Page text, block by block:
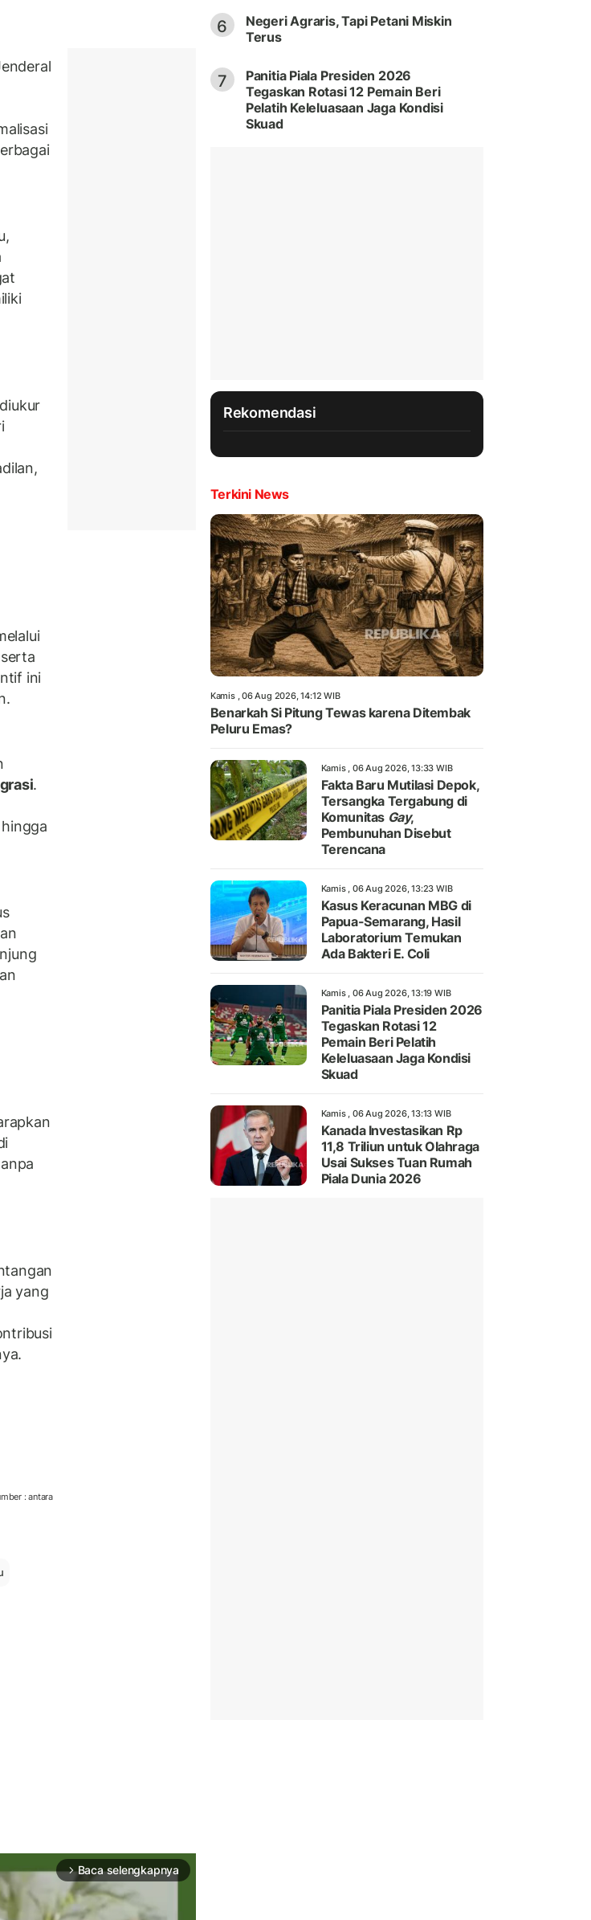
ini
.
yang
: antara
arrow_forward_ios Baca selengkapnya
6
Negeri Agraris, Tapi Petani Miskin
Terus
7
Panitia Piala Presiden 2026
Tegaskan Rotasi 12 Pemain Beri
Pelatih Keleluasaan Jaga Kondisi
Skuad
Rekomendasi
Terkini News
Kamis , 06 Aug 2026, 14:12 WIB
Benarkah Si Pitung Tewas karena Ditembak
Peluru Emas?
Kamis , 06 Aug 2026, 13:33 WIB
Fakta Baru Mutilasi Depok,
Tersangka Tergabung di
Komunitas Gay,
Pembunuhan Disebut
Terencana
Kamis , 06 Aug 2026, 13:23 WIB
Kasus Keracunan MBG di
Papua-Semarang, Hasil
Laboratorium Temukan
Ada Bakteri E. Coli
Kamis , 06 Aug 2026, 13:19 WIB
Panitia Piala Presiden 2026
Tegaskan Rotasi 12
Pemain Beri Pelatih
Keleluasaan Jaga Kondisi
Skuad
Kamis , 06 Aug 2026, 13:13 WIB
Kanada Investasikan Rp
11,8 Triliun untuk Olahraga
Usai Sukses Tuan Rumah
Piala Dunia 2026